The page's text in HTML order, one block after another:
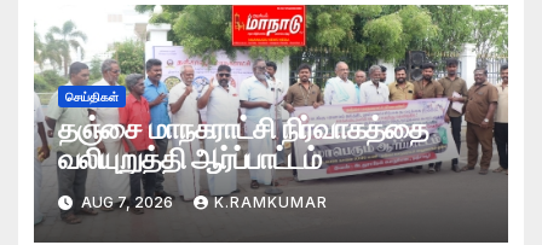
செய்திகள்
தஞ்சை மாநகராட்சி நிர்வாகத்தை
வலியுறுத்தி ஆர்ப்பாட்டம்
AUG 7, 2026 K.RAMKUMAR